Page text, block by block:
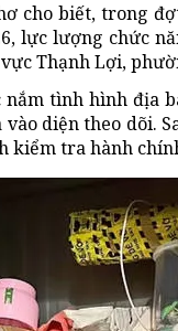
cho biết, trong
lực lượng chức
Thạnh Lợi,
nắm tình hình
diện theo dõi.
kiểm tra hành